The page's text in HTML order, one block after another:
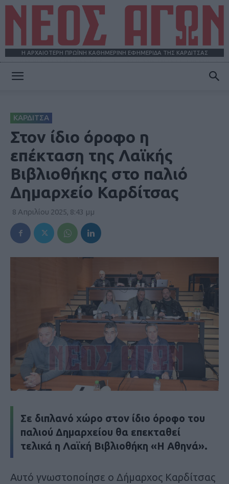
Η ΑΡΧΑΙΟΤΕΡΗ ΠΡΩΪΝΗ ΚΑΘΗΜΕΡΙΝΗ ΕΦΗΜΕΡΙΔΑ ΤΗΣ ΚΑΡΔΙΤΣΑΣ
ΚΑΡΔΙΤΣΑ
Στον ίδιο όροφο η
επέκταση της Λαϊκής
Βιβλιοθήκης στο παλιό
Δημαρχείο Καρδίτσας
8 Απριλίου 2025, 8:43 μμ
Σε διπλανό χώρο στον ίδιο όροφο του
παλιού Δημαρχείου θα επεκταθεί
τελικά η Λαϊκή Βιβλιοθήκη «Η Αθηνά».
Αυτό γνωστοποίησε ο Δήμαρχος Καρδίτσας